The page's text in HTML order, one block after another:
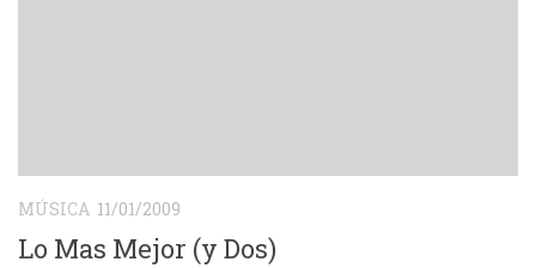
MÚSICA 11/01/2009
Lo Mas Mejor (y Dos)